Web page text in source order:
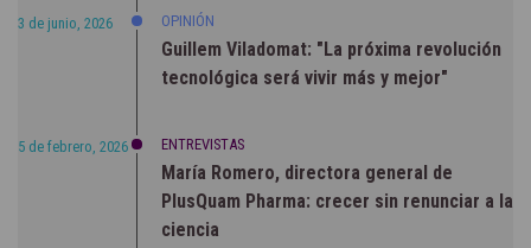
3 de junio, 2026 OPINIÓN
Guillem Viladomat: "La próxima revolución
tecnológica será vivir más y mejor"
5 de febrero, 2026 ENTREVISTAS
María Romero, directora general de
PlusQuam Pharma: crecer sin renunciar a la
ciencia